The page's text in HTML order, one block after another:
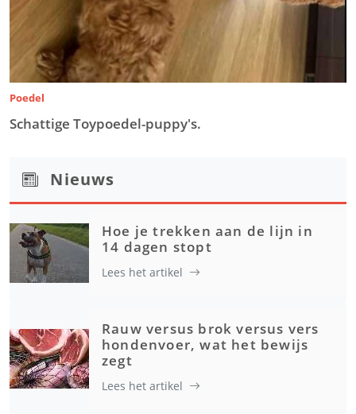
Poedel
Schattige Toypoedel-puppy's.
Nieuws
Hoe je trekken aan de lijn in
14 dagen stopt
Lees het artikel
Rauw versus brok versus vers
hondenvoer, wat het bewijs
zegt
Lees het artikel